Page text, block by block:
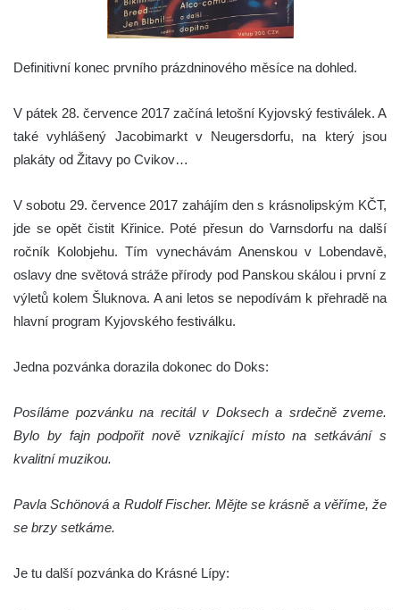
Definitivní konec prvního prázdninového měsíce na dohled.
V pátek 28. července 2017 začíná letošní Kyjovský festiválek. A
také vyhlášený Jacobimarkt v Neugersdorfu, na který jsou
plakáty od Žitavy po Cvikov…
V sobotu 29. července 2017 zahájím den s krásnolipským KČT,
jde se opět čistit Křinice. Poté přesun do Varnsdorfu na další
ročník Kolobjehu. Tím vynechávám Anenskou v Lobendavě,
oslavy dne světová stráže přírody pod Panskou skálou i první z
výletů kolem Šluknova. A ani letos se nepodívám k přehradě na
hlavní program Kyjovského festiválku.
Jedna pozvánka dorazila dokonec do Doks:
Posíláme pozvánku na recitál v Doksech a srdečně zveme.
Bylo by fajn podpořit nově vznikající místo na setkávání s
kvalitní muzikou.
Pavla Schönová a Rudolf Fischer. Mějte se krásně a věříme, že
se brzy setkáme.
Je tu další pozvánka do Krásné Lípy: